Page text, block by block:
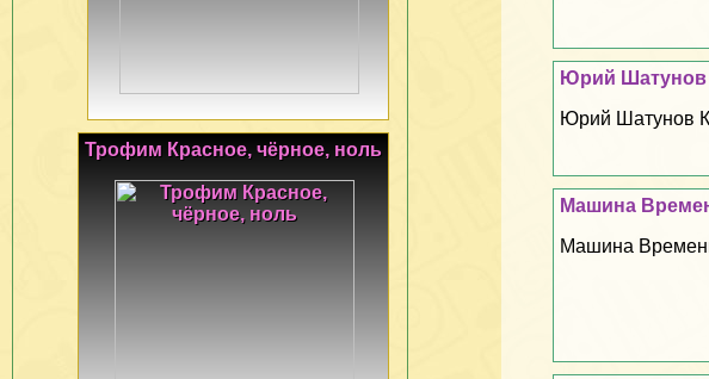
Юрий Шатунов
Юрий Шатунов
Машина
Машина
Трофим Красное, чёрное, ноль